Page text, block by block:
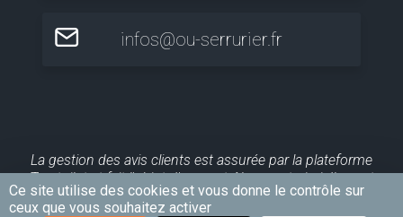
Ce site utilise des cookies et vous donne le contrôle sur
ceux que vous souhaitez activer
infos@ou-serrurier.fr
La gestion des avis clients est assurée par la plateforme
Trustpilot et fait l'objet d'un contrôle a posteriori. Ils sont
publiés pour une durée maximale de 10 ans.